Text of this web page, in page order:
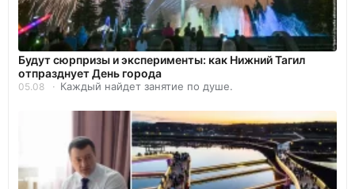
Будут сюрпризы и эксперименты: как Нижний Тагил
отпразднует День города
05.08 Каждый найдет занятие по душе.